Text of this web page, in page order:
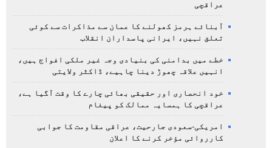
عراقچی
آبنائے ہرمز کھولنے کا عمان سے مذاکرات سے کوئی
تعلق نہیں، ایرانی پاسداران انقلاب
خطے میں بدامنی کی بنیادی وجہ غیر ملکی افواج ہیں،
انہیں علاقہ چھوڑ دینا چاہیے، ڈاکٹر ولایتی
خود انحصاری اور حقیقی بھائی چارے کا وقت آگیا ہے،
عراقچی کا ہمسایہ ممالک کو پیغام
امریکی-سعودی جارحیت، عراقی مقاومت کا جوابی
کارروائی مؤخر کرنے کا اعلان